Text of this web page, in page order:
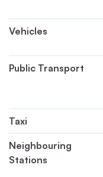
Vehicles
Public Transport
Taxi
Neighbouring
Stations